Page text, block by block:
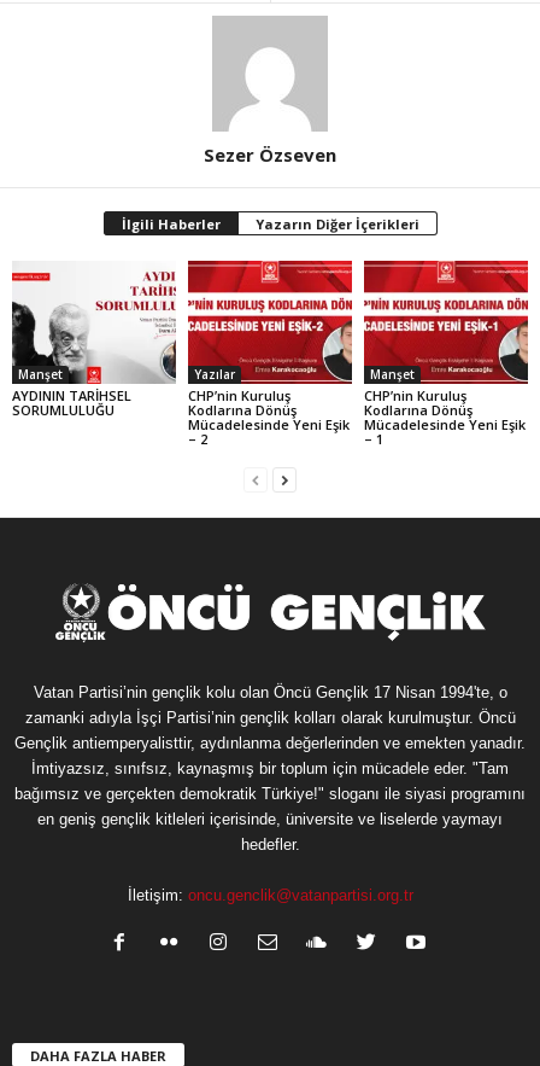
Sezer Özseven
İlgili Haberler Yazarın Diğer İçerikleri
Manşet
AYDININ TARİHSEL
SORUMLULUĞU
Yazılar
CHP’nin Kuruluş
Kodlarına Dönüş
Mücadelesinde Yeni Eşik
– 2
Manşet
CHP’nin Kuruluş
Kodlarına Dönüş
Mücadelesinde Yeni Eşik
– 1
Vatan Partisi’nin gençlik kolu olan Öncü Gençlik 17 Nisan 1994'te, o
zamanki adıyla İşçi Partisi’nin gençlik kolları olarak kurulmuştur. Öncü
Gençlik antiemperyalisttir, aydınlanma değerlerinden ve emekten yanadır.
İmtiyazsız, sınıfsız, kaynaşmış bir toplum için mücadele eder. "Tam
bağımsız ve gerçekten demokratik Türkiye!" sloganı ile siyasi programını
en geniş gençlik kitleleri içerisinde, üniversite ve liselerde yaymayı
hedefler.
İletişim: oncu.genclik@vatanpartisi.org.tr
DAHA FAZLA HABER